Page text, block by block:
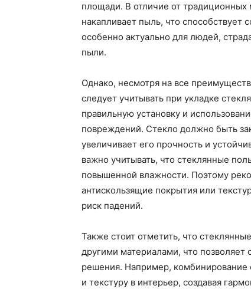
площади. В отличие от традиционных
накапливает пыль, что
особенно актуально для людей,
пыли.
Однако, несмотря на все
следует учитывать при укладке
правильную установку и
повреждений. Стекло должно быть
увеличивает его прочность и
важно учитывать, что стеклянные
повышенной влажности. Поэтому
антискользящие покрытия или
риск падений.
Также стоит отметить, что
другими материалами, что позволяет
решения. Например, комбинирование
и текстуру в интерьер, создавая